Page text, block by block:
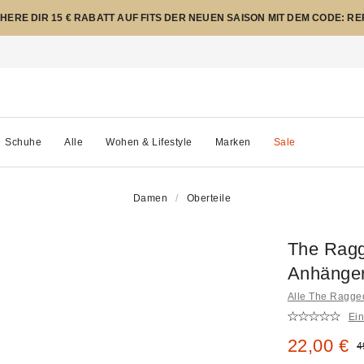
DIR 15 € RABATT AUF FITS DER NEUEN SAISON MIT DEM CODE:
Schuhe Alle Wohen & Lifestyle Marken Sale
Damen Oberteile
The
Alle The
Sale
22,00 €